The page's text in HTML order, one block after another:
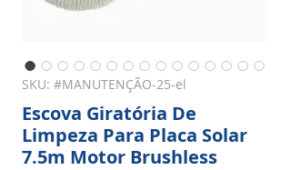
SKU: #MANUTENÇÃO-25-el
Escova Giratória De
Limpeza Para Placa Solar
7.5m Motor Brushless